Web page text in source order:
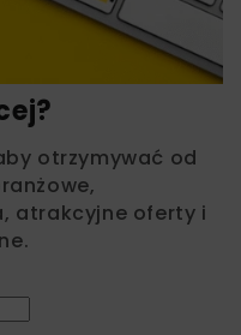
otrzymywać od
atrakcyjne oferty i